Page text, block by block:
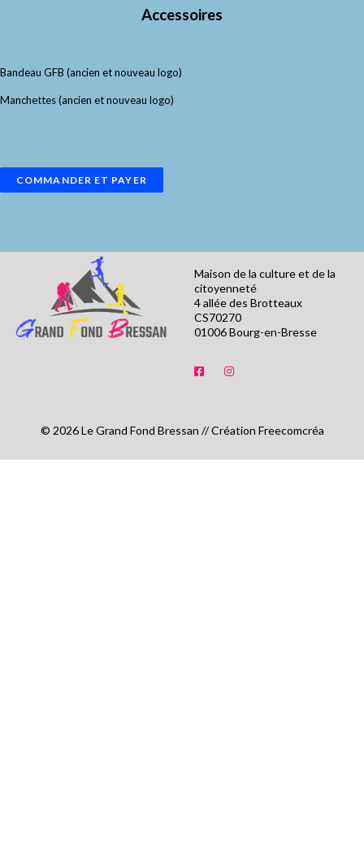
Accessoires
Bandeau GFB (ancien et nouveau logo)
Manchettes (ancien et nouveau logo)
COMMANDER ET PAYER
Maison de la culture et de la
citoyenneté
4 allée des Brotteaux
CS70270
01006 Bourg-en-Bresse
© 2026 Le Grand Fond Bressan // Création Freecomcréa